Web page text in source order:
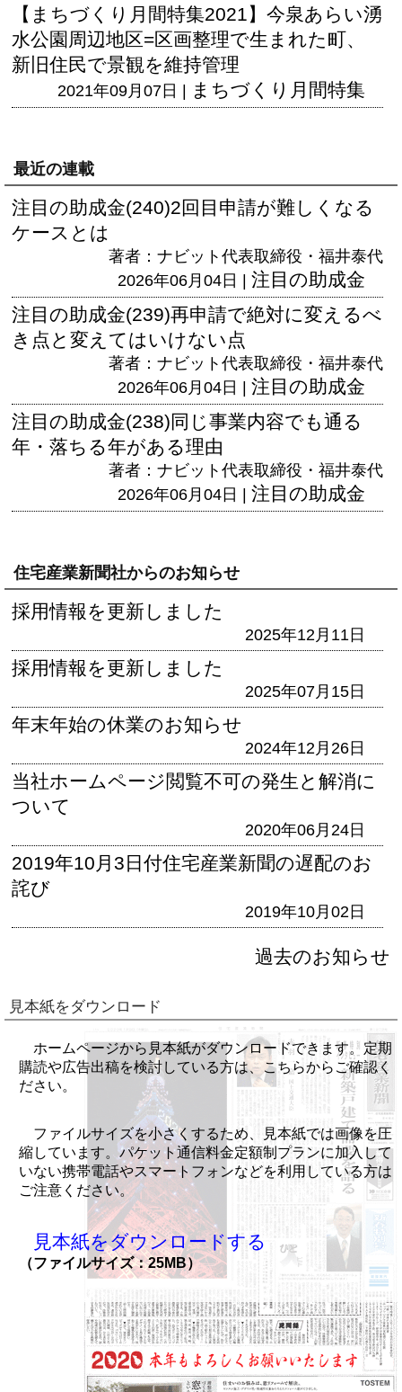
【まちづくり月間特集2021】今泉あらい湧
水公園周辺地区=区画整理で生まれた町、
新旧住民で景観を維持管理
2021年09月07日 | まちづくり月間特集
最近の連載
注目の助成金(240)2回目申請が難しくなる
ケースとは
著者：ナビット代表取締役・福井泰代
2026年06月04日 | 注目の助成金
注目の助成金(239)再申請で絶対に変えるべ
き点と変えてはいけない点
著者：ナビット代表取締役・福井泰代
2026年06月04日 | 注目の助成金
注目の助成金(238)同じ事業内容でも通る
年・落ちる年がある理由
著者：ナビット代表取締役・福井泰代
2026年06月04日 | 注目の助成金
住宅産業新聞社からのお知らせ
採用情報を更新しました
2025年12月11日
採用情報を更新しました
2025年07月15日
年末年始の休業のお知らせ
2024年12月26日
当社ホームページ閲覧不可の発生と解消に
ついて
2020年06月24日
2019年10月3日付住宅産業新聞の遅配のお
詫び
2019年10月02日
過去のお知らせ
見本紙をダウンロード
ホームページから見本紙がダウンロードできます。定期
購読や広告出稿を検討している方は、こちらからご確認く
ださい。
ファイルサイズを小さくするため、見本紙では画像を圧
縮しています。パケット通信料金定額制プランに加入して
いない携帯電話やスマートフォンなどを利用している方は
ご注意ください。
見本紙をダウンロードする
（ファイルサイズ：25MB）